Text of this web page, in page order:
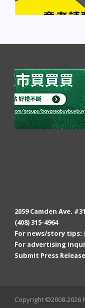
2059 Camden Ave.
(408) 315-4964
For news/story tips:
For advertising
Submit Press Release
Copyright ©2008-2026